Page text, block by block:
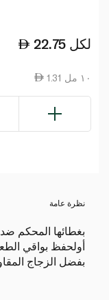
22.75 لكل
1.31 ١٠ مل
نظرة عامة
بغطائها المحكم
أولحفظ بواقي
بفضل الزجاج